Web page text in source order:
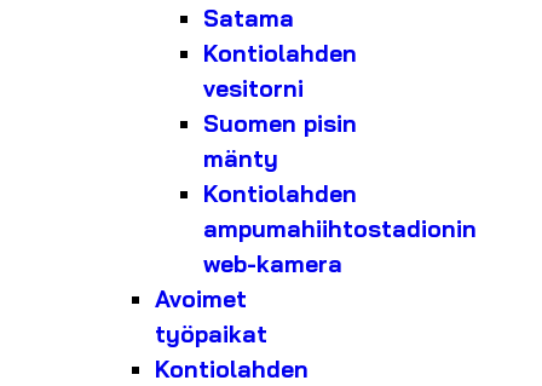
Satama
Kontiolahden
vesitorni
Suomen pisin
mänty
Kontiolahden
ampumahiihtostadionin
web-kamera
Avoimet
työpaikat
Kontiolahden